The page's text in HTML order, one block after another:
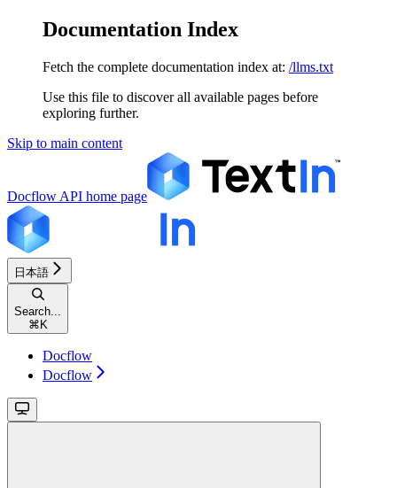
Documentation Index
Fetch the complete documentation index at: /llms.txt
Use this file to discover all available pages before
exploring further.
Skip to main content
Docflow API home page
日本語
Search...
⌘ K
Docflow
Docflow